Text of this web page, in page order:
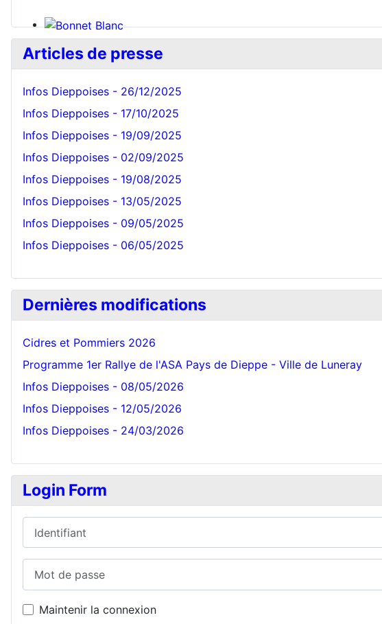
Bonnet Blanc
Articles de presse
Infos Dieppoises - 26/12/2025
Infos Dieppoises - 17/10/2025
Infos Dieppoises - 19/09/2025
Infos Dieppoises - 02/09/2025
Infos Dieppoises - 19/08/2025
Infos Dieppoises - 13/05/2025
Infos Dieppoises - 09/05/2025
Infos Dieppoises - 06/05/2025
Dernières modifications
Cidres et Pommiers 2026
Programme 1er Rallye de l'ASA Pays de Dieppe - Ville de Luneray
Infos Dieppoises - 08/05/2026
Infos Dieppoises - 12/05/2026
Infos Dieppoises - 24/03/2026
Login Form
Maintenir la connexion